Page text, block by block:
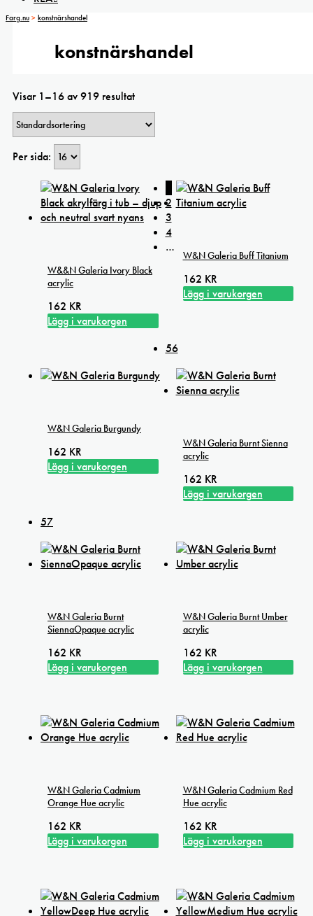
Farg.nu > konstnärshandel
konstnärshandel
Visar 1–16 av 919 resultat
Per sida:
W&&N Galeria Ivory Black
acrylic
162 KR
Lägg i varukorgen
W&N Galeria Buff Titanium
162 KR
Lägg i varukorgen
W&N Galeria Burgundy
162 KR
Lägg i varukorgen
W&N Galeria Burnt Sienna
acrylic
162 KR
Lägg i varukorgen
W&N Galeria Burnt
SiennaOpaque acrylic
162 KR
Lägg i varukorgen
W&N Galeria Burnt Umber
acrylic
162 KR
Lägg i varukorgen
W&N Galeria Cadmium
Orange Hue acrylic
162 KR
Lägg i varukorgen
W&N Galeria Cadmium Red
Hue acrylic
162 KR
Lägg i varukorgen
2
3
4
…
56
57